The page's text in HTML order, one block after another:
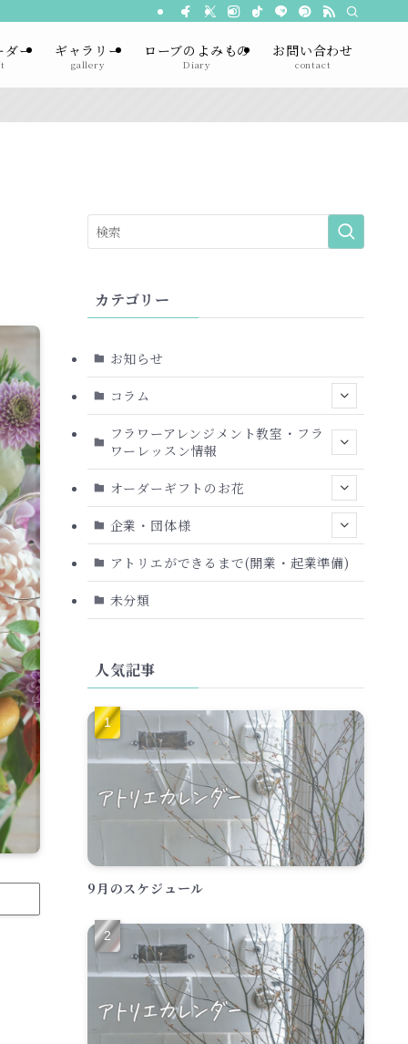
ダー ギャラリー
gallery
ローブのよみもの
Diary
お問い合わせ
contact
カテゴリー
お知らせ
コラム
フラワーアレンジメント教室・フラ
ワーレッスン情報
オーダーギフトのお花
企業・団体様
アトリエができるまで(開業・起業準備)
未分類
人気記事
9月のスケジュール